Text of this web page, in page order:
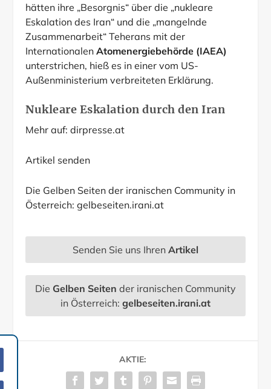
hätten ihre „Besorgnis“ über die „nukleare
Eskalation des Iran“ und die „mangelnde
Zusammenarbeit“ Teherans mit der
InternationalenAtomenergiebehörde (IAEA)
unterstrichen, hieß es in einer vom US-
Außenministerium verbreiteten Erklärung.
Nukleare Eskalation durch den Iran
Mehr auf:dirpresse.at
Artikel senden
Die Gelben Seiten der iranischen Community in
Österreich:gelbeseiten.irani.at
Senden Sie uns Ihren Artikel
Die Gelben Seiten der iranischen Community
in Österreich: gelbeseiten.irani.at
AKTIE: